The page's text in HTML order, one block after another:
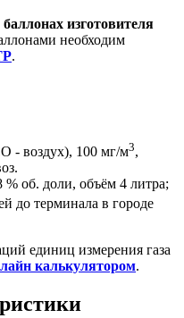
изготовителя
необходим
.
- воздух), 100 мг/м3,
% об. доли, объём 4 литра;
до терминала в городе
единиц измерения газа
калькулятором.